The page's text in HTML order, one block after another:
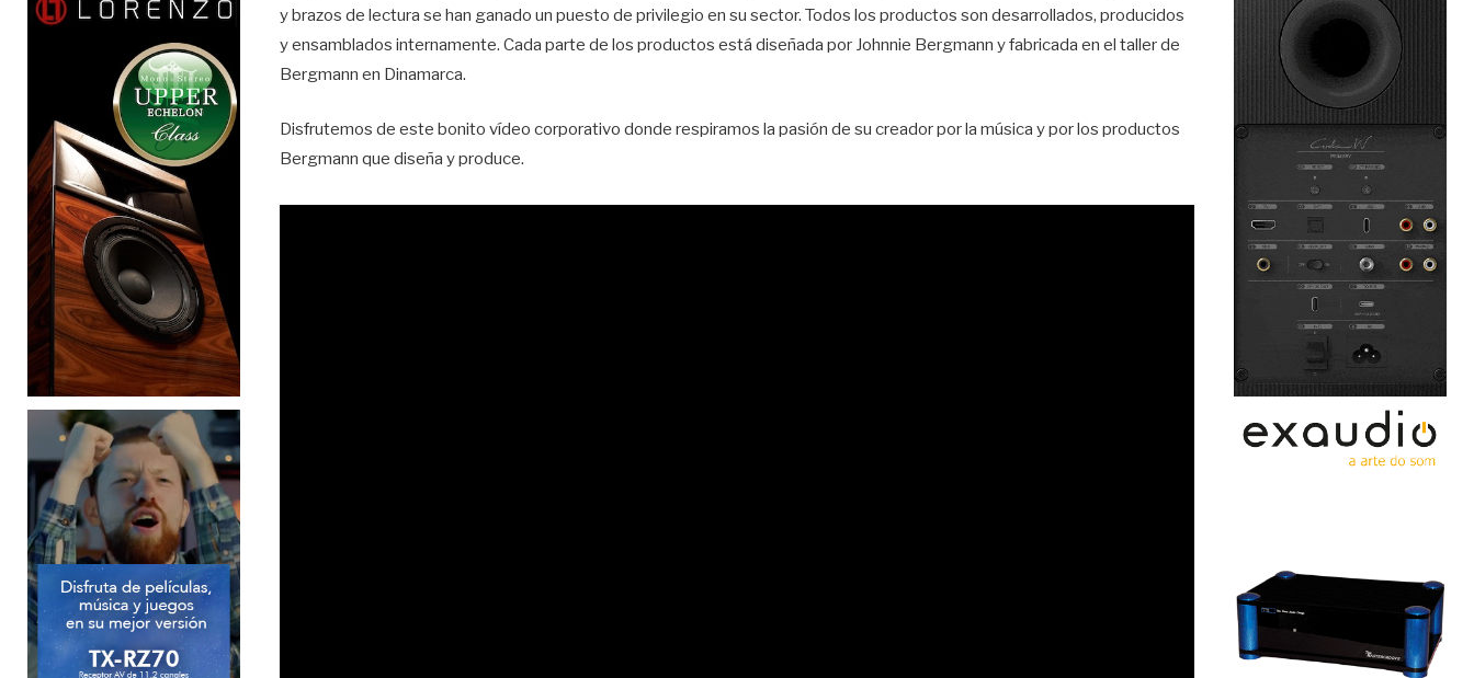
y brazos de lectura se han ganado un puesto de privilegio en su sector. Todos los productos son desarrollados, producidos
y ensamblados internamente. Cada parte de los productos está diseñada por Johnnie Bergmann y fabricada en el taller de
Bergmann en Dinamarca.
Disfrutemos de este bonito vídeo corporativo donde respiramos la pasión de su creador por la música y por los productos
Bergmann que diseña y produce.